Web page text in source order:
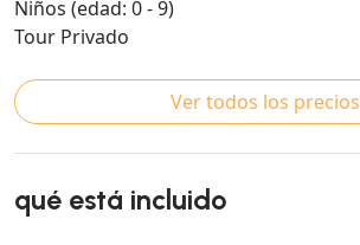
Niños (edad: 0 - 9)
Tour Privado
Ver todos los precios
qué está incluido